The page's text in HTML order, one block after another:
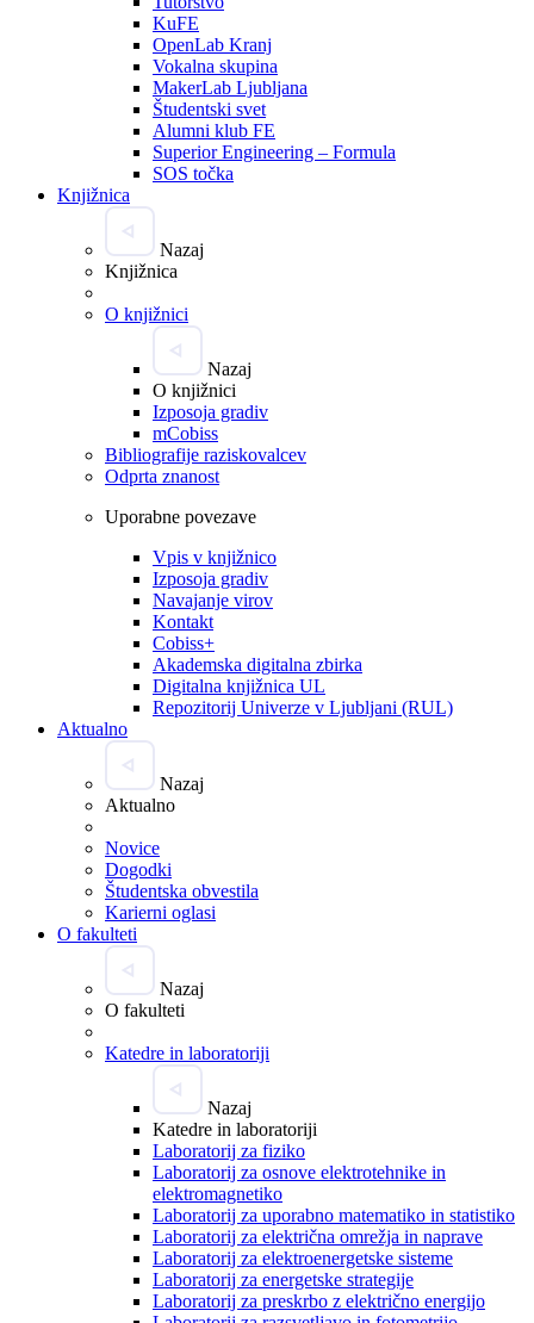
KuFE
OpenLab Kranj
Vokalna skupina
MakerLab Ljubljana
Študentski svet
Alumni klub FE
Superior Engineering – Formula
SOS točka
Knjižnica
Nazaj
Knjižnica
O knjižnici
Nazaj
O knjižnici
Izposoja gradiv
mCobiss
Bibliografije raziskovalcev
Odprta znanost
Uporabne povezave
Vpis v knjižnico
Izposoja gradiv
Navajanje virov
Kontakt
Cobiss+
Akademska digitalna zbirka
Digitalna knjižnica UL
Repozitorij Univerze v Ljubljani (RUL)
Aktualno
Nazaj
Aktualno
Novice
Dogodki
Študentska obvestila
Karierni oglasi
O fakulteti
Nazaj
O fakulteti
Katedre in laboratoriji
Nazaj
Katedre in laboratoriji
Laboratorij za fiziko
Laboratorij za osnove elektrotehnike in
elektromagnetiko
Laboratorij za uporabno matematiko in statistiko
Laboratorij za električna omrežja in naprave
Laboratorij za elektroenergetske sisteme
Laboratorij za energetske strategije
Laboratorij za preskrbo z električno energijo